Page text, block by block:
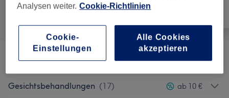
Dauerhafte Haarentfernung (21) ab 10 €
Gesichtsbehandlungen (17) ab 10 €
Analysen weiter. Cookie-Richtlinien
Cookie-
Einstellungen
Alle Cookies
akzeptieren